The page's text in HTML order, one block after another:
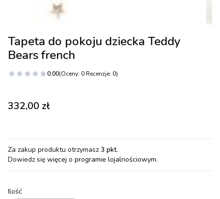
Tapeta do pokoju dziecka Teddy
Bears french
0.00(Oceny: 0 Recenzje: 0)
Cena
332,00 zł
Za zakup produktu otrzymasz 3 pkt.
Dowiedz się więcej o programie lojalnościowym.
Ilość